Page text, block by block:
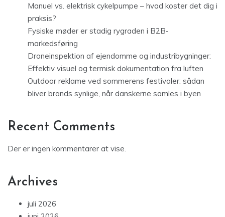
Manuel vs. elektrisk cykelpumpe – hvad koster det dig i
praksis?
Fysiske møder er stadig rygraden i B2B-
markedsføring
Droneinspektion af ejendomme og industribygninger:
Effektiv visuel og termisk dokumentation fra luften
Outdoor reklame ved sommerens festivaler: sådan
bliver brands synlige, når danskerne samles i byen
Recent Comments
Der er ingen kommentarer at vise.
Archives
juli 2026